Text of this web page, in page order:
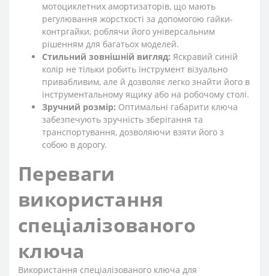
мотоциклетних амортизаторів, що мають
регулювання жорсткості за допомогою гайки-
контргайки, роблячи його універсальним
рішенням для багатьох моделей.
Стильний зовнішній вигляд: Яскравий синій
колір не тільки робить інструмент візуально
привабливим, але й дозволяє легко знайти його в
інструментальному ящику або на робочому столі.
Зручний розмір: Оптимальні габарити ключа
забезпечують зручність зберігання та
транспортування, дозволяючи взяти його з
собою в дорогу.
Переваги
використання
спеціалізованого
ключа
Використання спеціалізованого ключа для